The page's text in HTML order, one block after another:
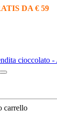
DA € 59
carrello